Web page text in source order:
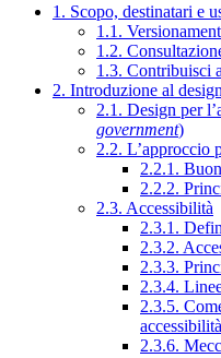
1. Scopo, destinatari e
1.1.
1.2.
1.3. Contribuisci
2. Introduzione al
2.1. Design per
government)
2.2. L’approccio
2.2.1.
2.2.2.
2.3. Accessibilità
2.3.1.
2.3.2.
2.3.3.
2.3.4.
2.3.5.
accessibilità
2.3.6.